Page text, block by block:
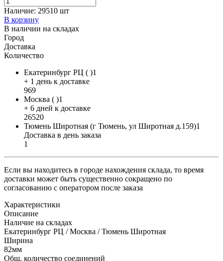
Наличие: 29510 шт
В корзину
В наличии на складах
Город
Доставка
Количество
Екатеринбург РЦ ( )1
+ 1 день к доставке
969
Москва ( )1
+ 6 дней к доставке
26520
Тюмень Широтная (г Тюмень, ул Широтная д.159)1
Доставка в день заказа
1
Если вы находитесь в городе нахождения склада, то время
доставки может быть существенно сокращено по
согласованию с оператором после заказа
Характеристики
Описание
Наличие на складах
Екатеринбург РЦ / Москва / Тюмень Широтная
Ширина
82мм
Общ. количество соединений